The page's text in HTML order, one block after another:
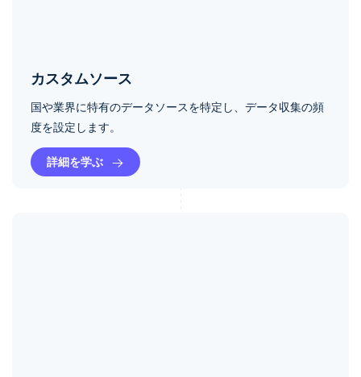
カスタムソース
国や業界に特有のデータソースを特定し、データ収集の頻
度を設定します。
詳細を学ぶ